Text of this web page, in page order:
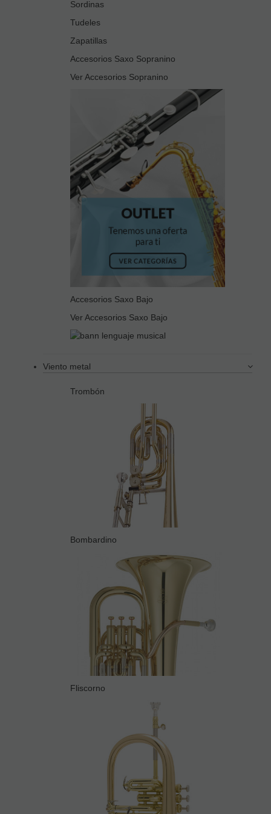
Sordinas
Tudeles
Zapatillas
Accesorios Saxo Sopranino
Ver Accesorios Sopranino
Accesorios Saxo Bajo
Ver Accesorios Saxo Bajo
Viento metal
Trombón
Bombardino
Fliscorno
Cookies de redes sociales externas, que se utilizan para que los
visitantes puedan interactuar con el contenido de diferentes
plataformas sociales (Facebook, YouTube, Twitter, LinkedIn,
etc.) y que se generan únicamente para los usuarios de dichas
redes sociales. Las condiciones de utilización de estas cookies y
la información recopilada, se regula por la política de privacidad
Puede informarse de forma concreta sobre qué cookies
estamos utilizando y cuál es la finalidad de cada una de ellas en
Política de Cookies, donde también le explicaremos
cómo puede retirar su consentimiento y eliminarlas de su
Si desea navegar solo con las cookies necesarias pulse:
BLOQUEAR COOKIES